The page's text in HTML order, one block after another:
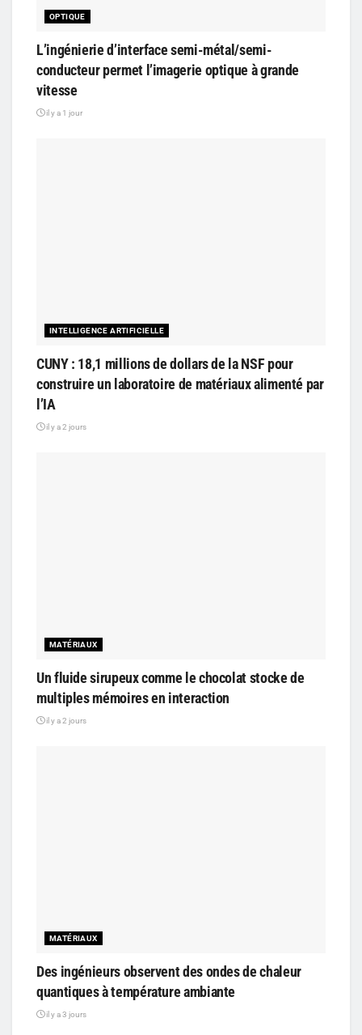
OPTIQUE
L’ingénierie d’interface semi-métal/semi-
conducteur permet l’imagerie optique à grande
vitesse
il y a 1 jour
INTELLIGENCE ARTIFICIELLE
CUNY : 18,1 millions de dollars de la NSF pour
construire un laboratoire de matériaux alimenté par
l’IA
il y a 2 jours
MATÉRIAUX
Un fluide sirupeux comme le chocolat stocke de
multiples mémoires en interaction
il y a 2 jours
MATÉRIAUX
Des ingénieurs observent des ondes de chaleur
quantiques à température ambiante
il y a 3 jours